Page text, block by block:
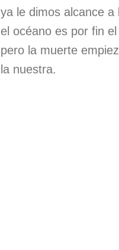
ya le dimos alcance a
el océano es por fin
pero la muerte
la nuestra.